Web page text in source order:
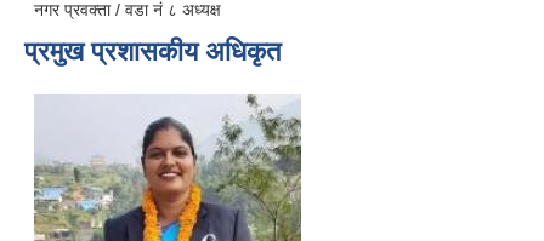
नगर प्रवक्ता / वडा नं ८ अध्यक्ष
प्रमुख प्रशासकीय अधिकृत